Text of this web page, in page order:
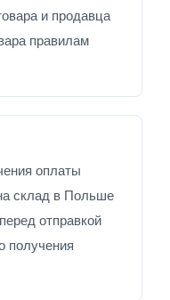
и продавца
правилам
оплаты
склад в Польше
отправкой
получения